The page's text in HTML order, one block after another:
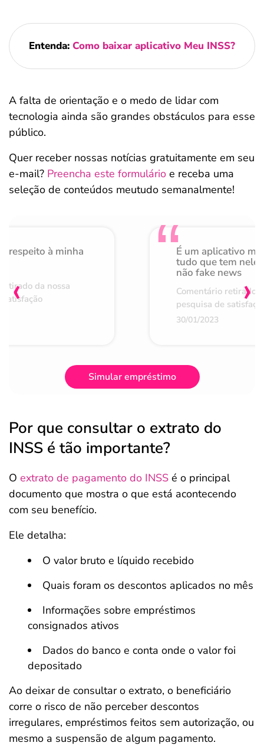
Entenda: Como baixar aplicativo Meu INSS?
A falta de orientação e o medo de lidar com
tecnologia ainda são grandes obstáculos para esse
público.
Quer receber nossas notícias gratuitamente em seu
e-mail? Preencha este formulário e receba uma
seleção de conteúdos meutudo semanalmente!
respeito à minha
da nossa
É um aplicativo
tudo que tem nele
não fake news
Comentário retirado
pesquisa de
30/01/2023
‹ ›
Simular empréstimo
Por que consultar o extrato do
INSS é tão importante?
O extrato de pagamento do INSS é o principal
documento que mostra o que está acontecendo
com seu benefício.
Ele detalha:
O valor bruto e líquido recebido
Quais foram os descontos aplicados no mês
Informações sobre empréstimos
consignados ativos
Dados do banco e conta onde o valor foi
depositado
Ao deixar de consultar o extrato, o beneficiário
corre o risco de não perceber descontos
irregulares, empréstimos feitos sem autorização, ou
mesmo a suspensão de algum pagamento.